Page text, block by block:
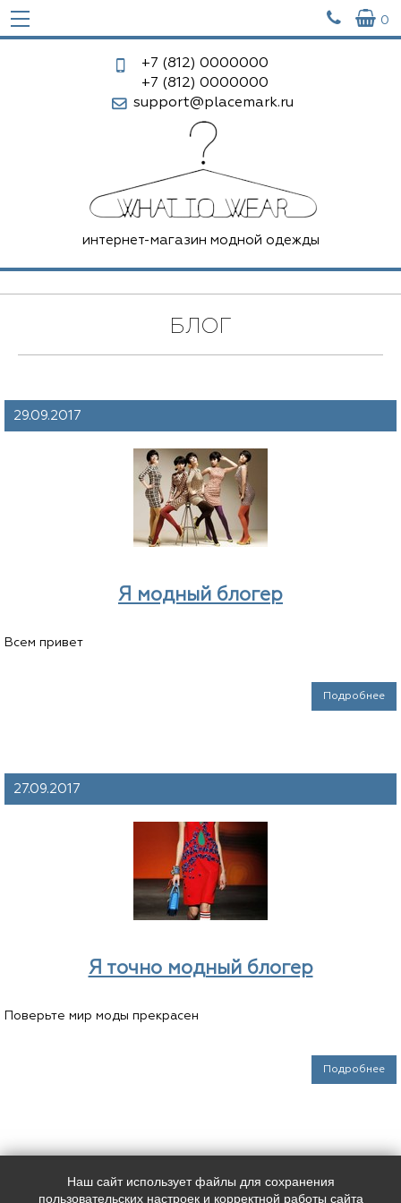
  0
+7 (812) 0000000
+7 (812) 0000000
support@placemark.ru
интернет-магазин модной одежды
БЛОГ
29.09.2017
Я модный блогер
Всем привет
Подробнее
27.09.2017
Я точно модный блогер
Поверьте мир моды прекрасен
Подробнее
Наш адрес: Контакты:
Наш сайт использует файлы для сохранения
пользовательских настроек и корректной работы сайта